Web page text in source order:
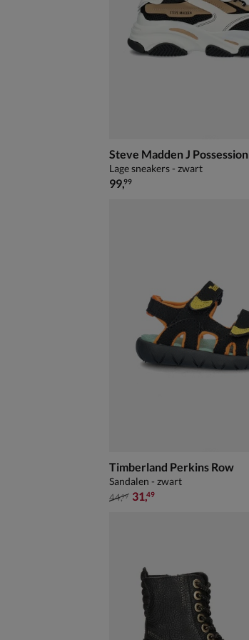
Steve Madden J Possession
Lage sneakers - zwart
€ 99,99
99,99
Timberland Perkins Row
Sandalen - zwart
van € 44,99 voor € 31,49
44,99 31,49